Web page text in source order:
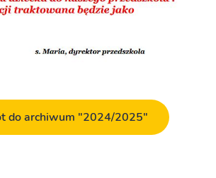
do archiwum "2024/2025"